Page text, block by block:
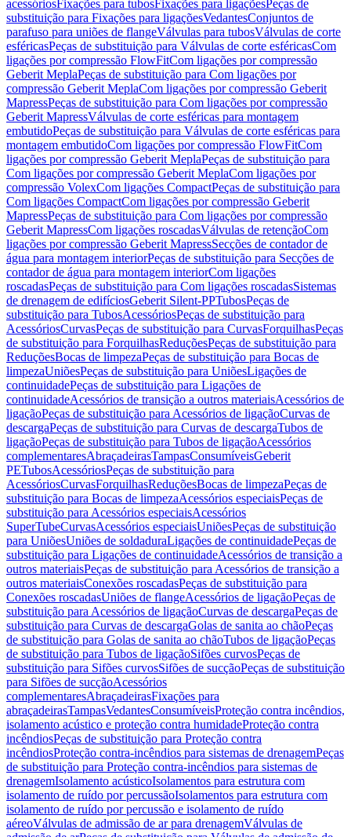
acessóriosFixações para tubosFixações para ligaçõesPeças de
substituição para Fixações para ligaçõesVedantesConjuntos de
parafuso para uniões de flangeVálvulas para tubosVálvulas de corte
esféricasPeças de substituição para Válvulas de corte esféricasCom
ligações por compressão FlowFitCom ligações por compressão
Geberit MeplaPeças de substituição para Com ligações por
compressão Geberit MeplaCom ligações por compressão Geberit
MapressPeças de substituição para Com ligações por compressão
Geberit MapressVálvulas de corte esféricas para montagem
embutidoPeças de substituição para Válvulas de corte esféricas para
montagem embutidoCom ligações por compressão FlowFitCom
ligações por compressão Geberit MeplaPeças de substituição para
Com ligações por compressão Geberit MeplaCom ligações por
compressão VolexCom ligações CompactPeças de substituição para
Com ligações CompactCom ligações por compressão Geberit
MapressPeças de substituição para Com ligações por compressão
Geberit MapressCom ligações roscadasVálvulas de retençãoCom
ligações por compressão Geberit MapressSecções de contador de
água para montagem interiorPeças de substituição para Secções de
contador de água para montagem interiorCom ligações
roscadasPeças de substituição para Com ligações roscadasSistemas
de drenagem de edifíciosGeberit Silent-PPTubosPeças de
substituição para TubosAcessóriosPeças de substituição para
AcessóriosCurvasPeças de substituição para CurvasForquilhasPeças
de substituição para ForquilhasReduçõesPeças de substituição para
ReduçõesBocas de limpezaPeças de substituição para Bocas de
limpezaUniõesPeças de substituição para UniõesLigações de
continuidadePeças de substituição para Ligações de
continuidadeAcessórios de transição a outros materiaisAcessórios de
ligaçãoPeças de substituição para Acessórios de ligaçãoCurvas de
descargaPeças de substituição para Curvas de descargaTubos de
ligaçãoPeças de substituição para Tubos de ligaçãoAcessórios
complementaresAbraçadeirasTampasConsumíveisGeberit
PETubosAcessóriosPeças de substituição para
AcessóriosCurvasForquilhasReduçõesBocas de limpezaPeças de
substituição para Bocas de limpezaAcessórios especiaisPeças de
substituição para Acessórios especiaisAcessórios
SuperTubeCurvasAcessórios especiaisUniõesPeças de substituição
para UniõesUniões de soldaduraLigações de continuidadePeças de
substituição para Ligações de continuidadeAcessórios de transição a
outros materiaisPeças de substituição para Acessórios de transição a
outros materiaisConexões roscadasPeças de substituição para
Conexões roscadasUniões de flangeAcessórios de ligaçãoPeças de
substituição para Acessórios de ligaçãoCurvas de descargaPeças de
substituição para Curvas de descargaGolas de sanita ao chãoPeças
de substituição para Golas de sanita ao chãoTubos de ligaçãoPeças
de substituição para Tubos de ligaçãoSifões curvosPeças de
substituição para Sifões curvosSifões de sucçãoPeças de substituição
para Sifões de sucçãoAcessórios
complementaresAbraçadeirasFixações para
abraçadeirasTampasVedantesConsumíveisProteção contra incêndios,
isolamento acústico e proteção contra humidadeProteção contra
incêndiosPeças de substituição para Proteção contra
incêndiosProteção contra-incêndios para sistemas de drenagemPeças
de substituição para Proteção contra-incêndios para sistemas de
drenagemIsolamento acústicoIsolamentos para estrutura com
isolamento de ruído por percussãoIsolamentos para estrutura com
isolamento de ruído por percussão e isolamento de ruído
aéreoVálvulas de admissão de ar para drenagemVálvulas de